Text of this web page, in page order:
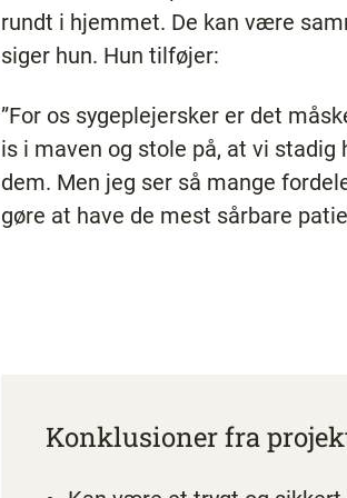
rundt i hjemmet. De kan være
siger hun. Hun tilføjer:
”For os sygeplejersker er det
is i maven og stole på, at vi
dem. Men jeg ser så mange
gøre at have de mest sårbare
Konklusioner fra